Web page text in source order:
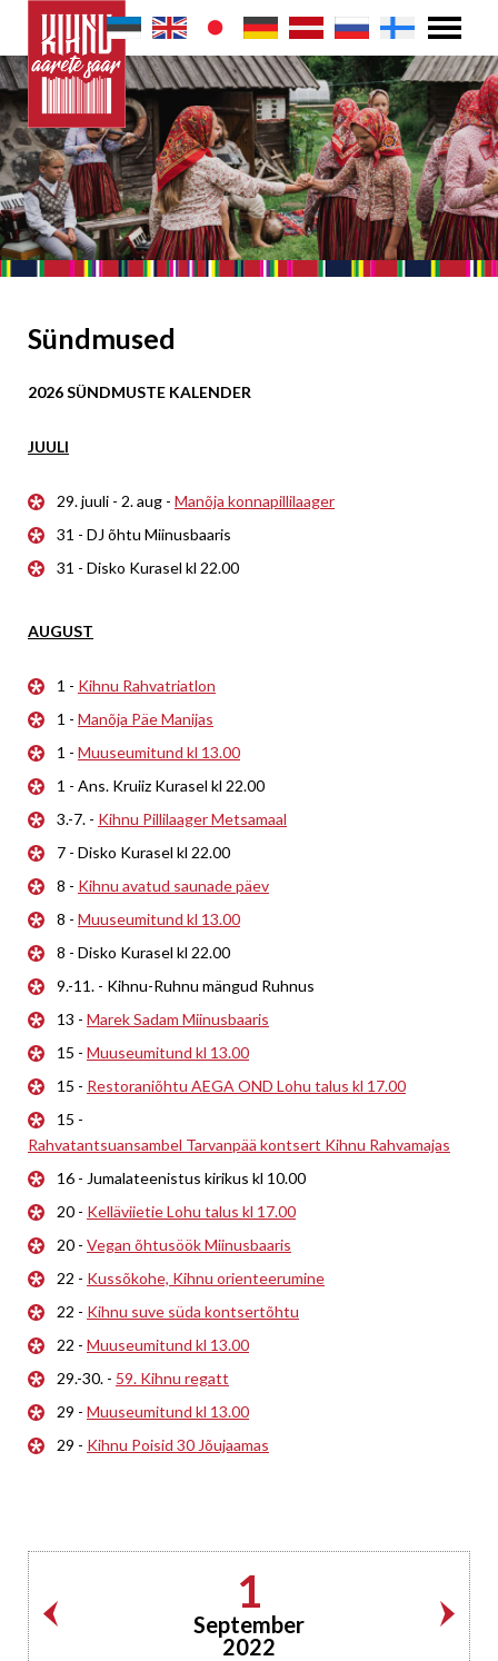
Sündmused
2026 SÜNDMUSTE KALENDER
JUULI
29. juuli - 2. aug - Manõja konnapillilaager
31 - DJ õhtu Miinusbaaris
31 - Disko Kurasel kl 22.00
AUGUST
1 - Kihnu Rahvatriatlon
1 - Manõja Päe Manijas
1 - Muuseumitund kl 13.00
1 - Ans. Kruiiz Kurasel kl 22.00
3.-7. - Kihnu Pillilaager Metsamaal
7 - Disko Kurasel kl 22.00
8 - Kihnu avatud saunade päev
8 - Muuseumitund kl 13.00
8 - Disko Kurasel kl 22.00
9.-11. - Kihnu-Ruhnu mängud Ruhnus
13 - Marek Sadam Miinusbaaris
15 - Muuseumitund kl 13.00
15 - Restoraniõhtu AEGA OND Lohu talus kl 17.00
15 -
Rahvatantsuansambel Tarvanpää kontsert Kihnu Rahvamajas
16 - Jumalateenistus kirikus kl 10.00
20 - Kelläviietie Lohu talus kl 17.00
20 - Vegan õhtusöök Miinusbaaris
22 - Kussõkohe, Kihnu orienteerumine
22 - Kihnu suve süda kontsertõhtu
22 - Muuseumitund kl 13.00
29.-30. - 59. Kihnu regatt
29 - Muuseumitund kl 13.00
29 - Kihnu Poisid 30 Jõujaamas
1
September
2022